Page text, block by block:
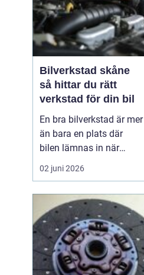
Bilverkstad skåne
så hittar du rätt
verkstad för din bil
En bra bilverkstad är mer
än bara en plats där
bilen lämnas in när
något går sönder. För
många bilägare i Skåne
verkstad om trygghet,
vardagslogistik och i
längden också om
ekonomi. En bil som
servas regelbundet håller
02 juni 2026